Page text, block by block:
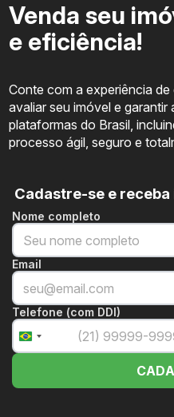
Venda seu
e eficiência!
Conte com a experiência
avaliar seu imóvel e
plataformas do Brasil,
processo ágil, seguro e
Cadastre-se e
Nome completo
Email
Telefone (com DDI)
Brazil
+55